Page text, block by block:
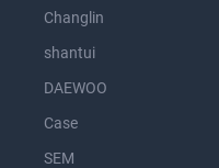
Changlin
shantui
DAEWOO
Case
SEM